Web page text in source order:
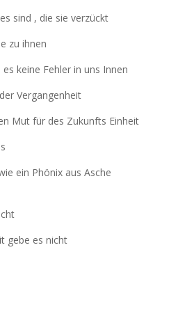
sind , die sie verzückt
zu ihnen
keine Fehler in uns Innen
Vergangenheit
Mut für des Zukunfts Einheit
ein Phönix aus Asche
gebe es nicht